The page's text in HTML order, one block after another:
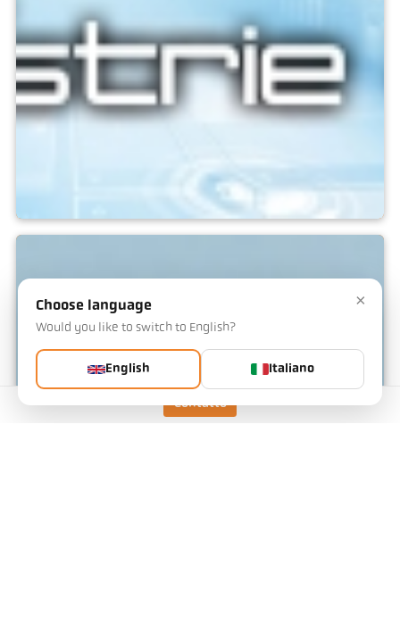
Contatto
×
Choose language
Would you like to switch to English?
English Italiano